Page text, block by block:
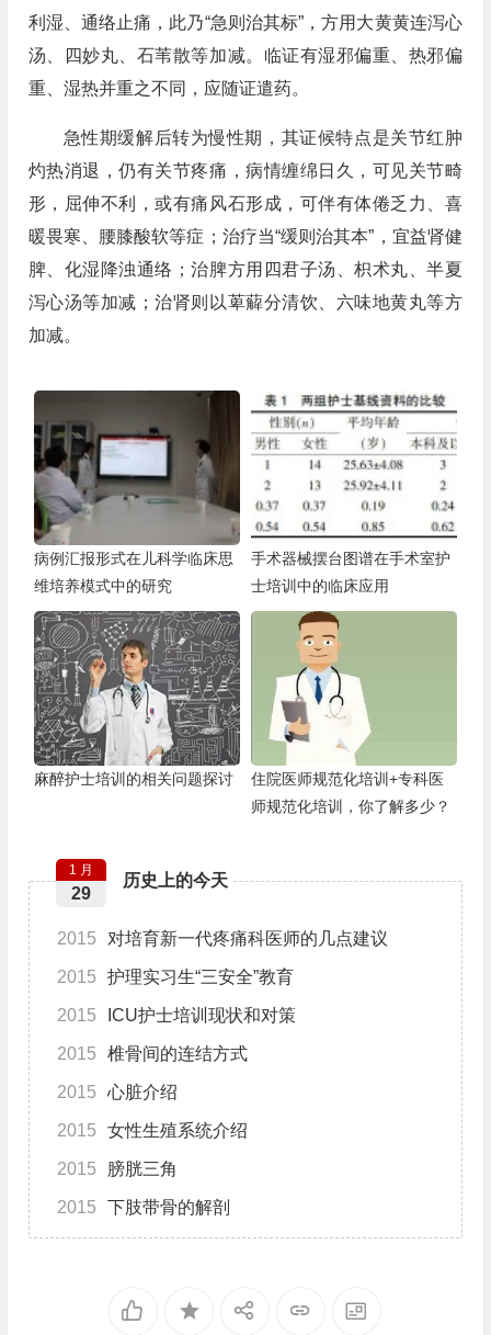
利湿、通络止痛，此乃“急则治其标”，方用大黄黄连泻心
汤、四妙丸、石苇散等加减。临证有湿邪偏重、热邪偏
重、湿热并重之不同，应随证遣药。
急性期缓解后转为慢性期，其证候特点是关节红肿
灼热消退，仍有关节疼痛，病情缠绵日久，可见关节畸
形，屈伸不利，或有痛风石形成，可伴有体倦乏力、喜
暖畏寒、腰膝酸软等症；治疗当“缓则治其本”，宜益肾健
脾、化湿降浊通络；治脾方用四君子汤、枳术丸、半夏
泻心汤等加减；治肾则以萆薢分清饮、六味地黄丸等方
加减。
病例汇报形式在儿科学临床思
维培养模式中的研究
手术器械摆台图谱在手术室护
士培训中的临床应用
麻醉护士培训的相关问题探讨
住院医师规范化培训+专科医
师规范化培训，你了解多少？
历史上的今天
1 月
29
2015 对培育新一代疼痛科医师的几点建议
2015 护理实习生“三安全”教育
2015 ICU护士培训现状和对策
2015 椎骨间的连结方式
2015 心脏介绍
2015 女性生殖系统介绍
2015 膀胱三角
2015 下肢带骨的解剖